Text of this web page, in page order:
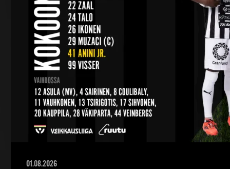
01.08.2026